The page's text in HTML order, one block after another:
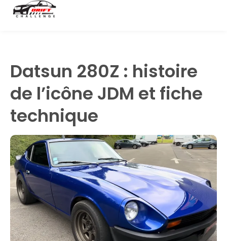
Datsun 280Z : histoire
de l’icône JDM et fiche
technique